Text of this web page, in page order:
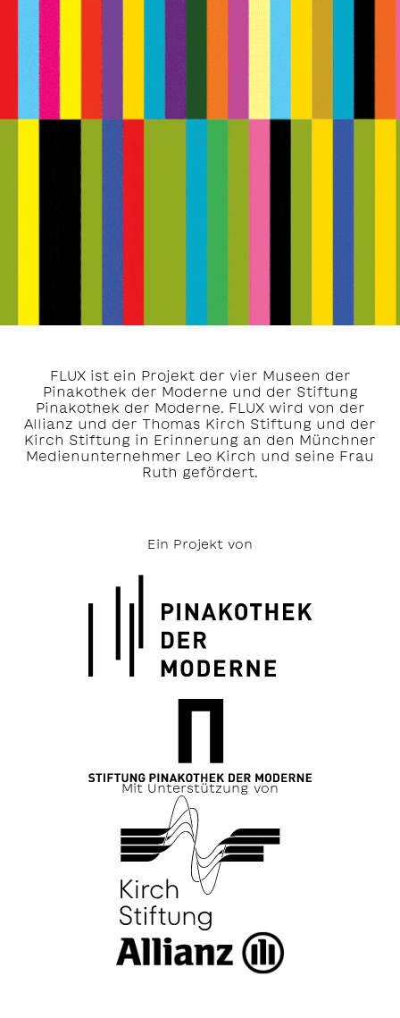
FLUX ist ein Projekt der vier Museen der
Pinakothek der Moderne und der Stiftung
Pinakothek der Moderne. FLUX wird von der
Allianz und der Thomas Kirch Stiftung und der
Kirch Stiftung in Erinnerung an den Münchner
Medienunternehmer Leo Kirch und seine Frau
Ruth gefördert.
Ein Projekt von
Mit Unterstützung von